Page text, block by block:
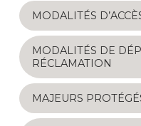
MODALITÉS
MODALITÉS DE
RÉCLAMATION
MAJEURS